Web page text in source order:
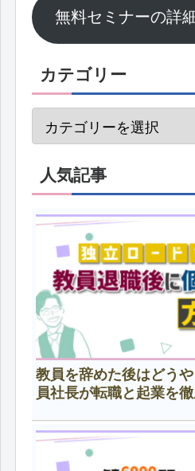
無料セミナーの詳
カテゴリー
人気記事
教員を辞めた後はどう
員社長が転職と起業を